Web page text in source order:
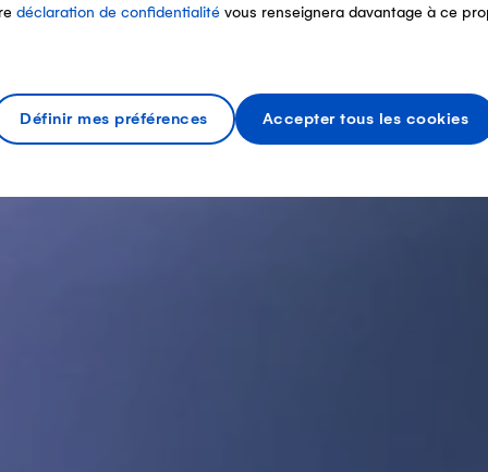
déclaration de confidentialité vous renseignera davantage à ce
Définir mes préférences Accepter tous les cookies